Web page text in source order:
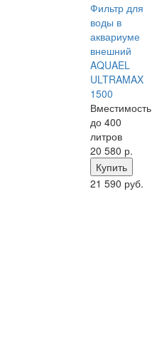
Фильтр для
воды в
аквариуме
внешний
AQUAEL
ULTRAMAX
1500
Вместимость
до 400
литров
20 580 р.
Купить
21 590 руб.